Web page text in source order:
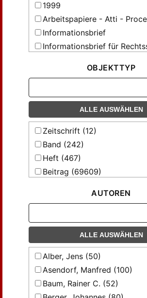
1999
Arbeitspapiere - Atti -
Informationsbrief
Informationsbrief für
Mitteilungen /
Newsletter / Hamburger
Sozialgeschichte des 20.
Sozial.Geschichte
Sozial.Geschichte online
Sozialer Sinn
Zeitschrift für
Zeitschrift für Soziologie
OBJEKTTYP
ALLE AUSWÄHLEN
Zeitschrift (12)
Band (242)
Heft (467)
Beitrag (69609)
AUTOREN
ALLE AUSWÄHLEN
Alber, Jens (50)
Asendorf, Manfred (100)
Baum, Rainer C. (52)